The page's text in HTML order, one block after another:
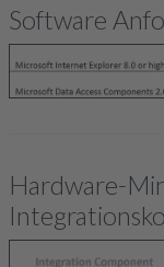
Software
Hardware-